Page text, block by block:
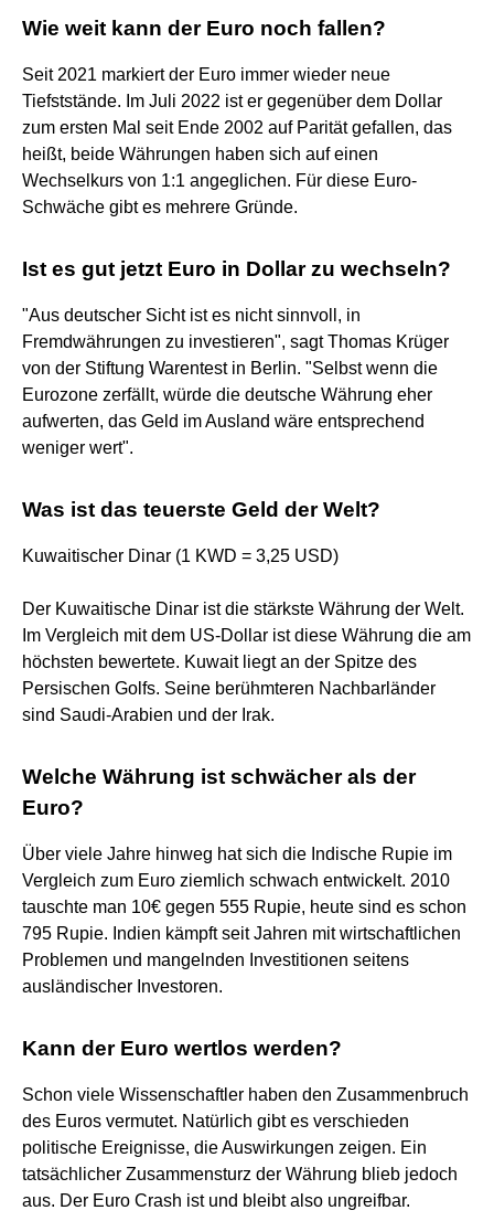
Wie weit kann der Euro noch fallen?
Seit 2021 markiert der Euro immer wieder neue
Tiefststände. Im Juli 2022 ist er gegenüber dem Dollar
zum ersten Mal seit Ende 2002 auf Parität gefallen, das
heißt, beide Währungen haben sich auf einen
Wechselkurs von 1:1 angeglichen. Für diese Euro-
Schwäche gibt es mehrere Gründe.
Ist es gut jetzt Euro in Dollar zu wechseln?
"Aus deutscher Sicht ist es nicht sinnvoll, in
Fremdwährungen zu investieren", sagt Thomas Krüger
von der Stiftung Warentest in Berlin. "Selbst wenn die
Eurozone zerfällt, würde die deutsche Währung eher
aufwerten, das Geld im Ausland wäre entsprechend
weniger wert".
Was ist das teuerste Geld der Welt?
Kuwaitischer Dinar (1 KWD = 3,25 USD)
Der Kuwaitische Dinar ist die stärkste Währung der Welt.
Im Vergleich mit dem US-Dollar ist diese Währung die am
höchsten bewertete. Kuwait liegt an der Spitze des
Persischen Golfs. Seine berühmteren Nachbarländer
sind Saudi-Arabien und der Irak.
Welche Währung ist schwächer als der
Euro?
Über viele Jahre hinweg hat sich die Indische Rupie im
Vergleich zum Euro ziemlich schwach entwickelt. 2010
tauschte man 10€ gegen 555 Rupie, heute sind es schon
795 Rupie. Indien kämpft seit Jahren mit wirtschaftlichen
Problemen und mangelnden Investitionen seitens
ausländischer Investoren.
Kann der Euro wertlos werden?
Schon viele Wissenschaftler haben den Zusammenbruch
des Euros vermutet. Natürlich gibt es verschieden
politische Ereignisse, die Auswirkungen zeigen. Ein
tatsächlicher Zusammensturz der Währung blieb jedoch
aus. Der Euro Crash ist und bleibt also ungreifbar.